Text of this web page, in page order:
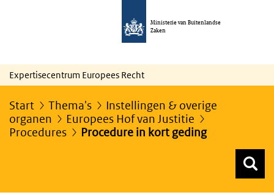
Ministerie van Buitenlandse
Zaken
Expertisecentrum Europees Recht
Start Thema's
Instellingen & overige
organen
Europees Hof van Justitie
Procedures
Procedure in kort geding